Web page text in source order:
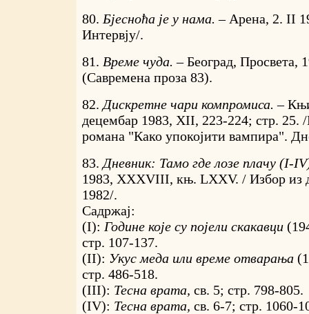
80. Бјесноћа је у нама. – Арена, 2. II
Интервју/.
81. Време чуда. –Београд, Просвета,
(Савремена проза 83).
82. Дискретне чари компромиса. –
децембар 1983, XII, 223-224; стр. 25.
романа "Како упокојити вампира".
83. Дневник: Тамо где лозе плачу (I-
1983, XXXVIII, књ. LXXV. / Избор из
1982/.
Садржај:
(I): Године које су појели скакавци
стр. 107-137.
(II): Укус меда или време отварања
стр. 486-518.
(III): Тесна врата, св. 5; стр. 798-805.
(IV): Тесна врата, св. 6-7; стр. 1060-